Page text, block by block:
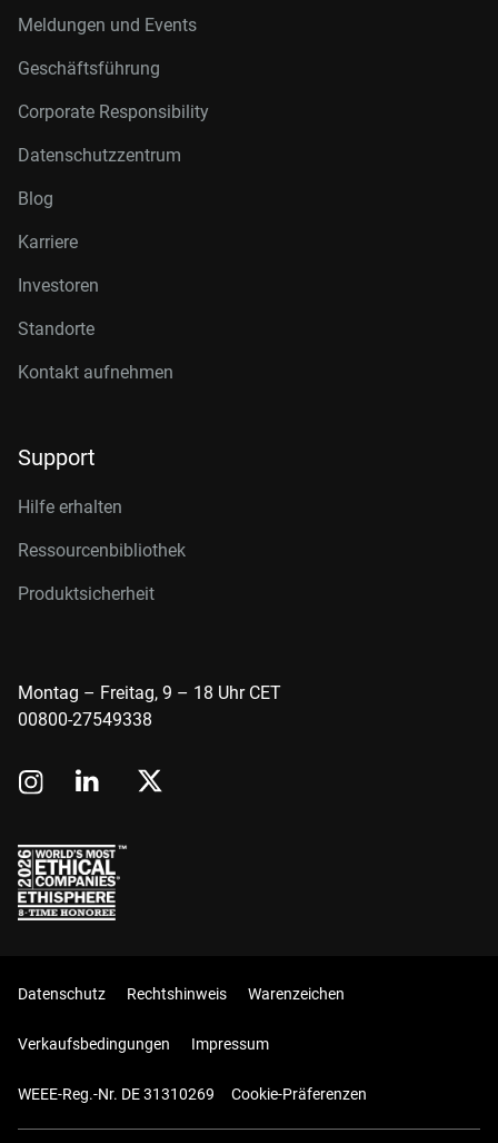
Meldungen und Events
Geschäftsführung
Corporate Responsibility
Datenschutzzentrum
Blog
Karriere
Investoren
Standorte
Kontakt aufnehmen
Support
Hilfe erhalten
Ressourcenbibliothek
Produktsicherheit
Montag – Freitag, 9 – 18 Uhr CET
00800-27549338
Datenschutz Rechtshinweis Warenzeichen
Verkaufsbedingungen Impressum
WEEE-Reg.-Nr. DE 31310269 Cookie-Präferenzen